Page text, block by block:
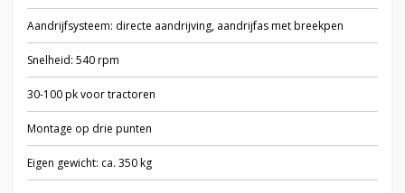
Aandrijfsysteem: directe aandrijving, aandrijfas met breekpen
Snelheid: 540 rpm
30-100 pk voor tractoren
Montage op drie punten
Eigen gewicht: ca. 350 kg